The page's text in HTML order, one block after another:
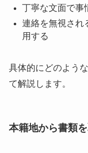
丁寧な文面で事
連絡を無視され
用する
具体的にどのよう
て解説します。
本籍地から書類